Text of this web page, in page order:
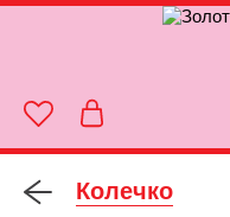
Колечко